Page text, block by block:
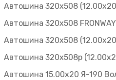
Автошина 320х508
Автошина 320х508
Автошина 320х508
Автошина 320х508р
Автошина 15.00х20 Я-190